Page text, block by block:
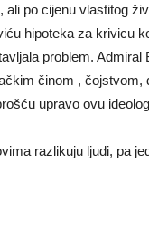
ali po cijenu vlastitog
hipoteka za krivicu
problem. Admiral
činom , čojstvom,
upravo ovu
razlikuju ljudi, pa